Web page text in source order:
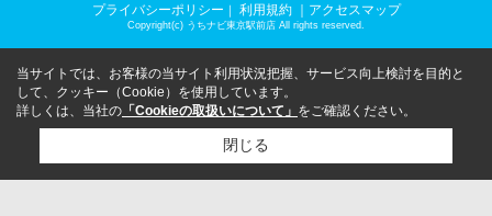
プライバシーポリシー ｜ 利用規約 ｜アクセスマップ
Copyright(c) うちナビ東京駅前店 All rights reserved.
当サイトでは、お客様の当サイト利用状況把握、サービス向上検討を目的と
して、クッキー（Cookie）を使用しています。
詳しくは、当社の 「Cookieの取扱いについて」 をご確認ください。
閉じる